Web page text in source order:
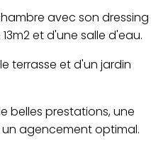
avec son dressing
et d'une salle d'eau.
terrasse et d'un jardin
belles prestations, une
agencement optimal.